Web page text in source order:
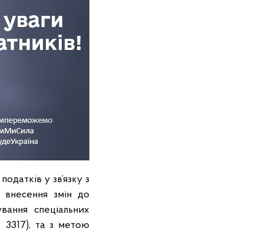
у зв’язку з
змiн до
спеціальних
3317), та з метою